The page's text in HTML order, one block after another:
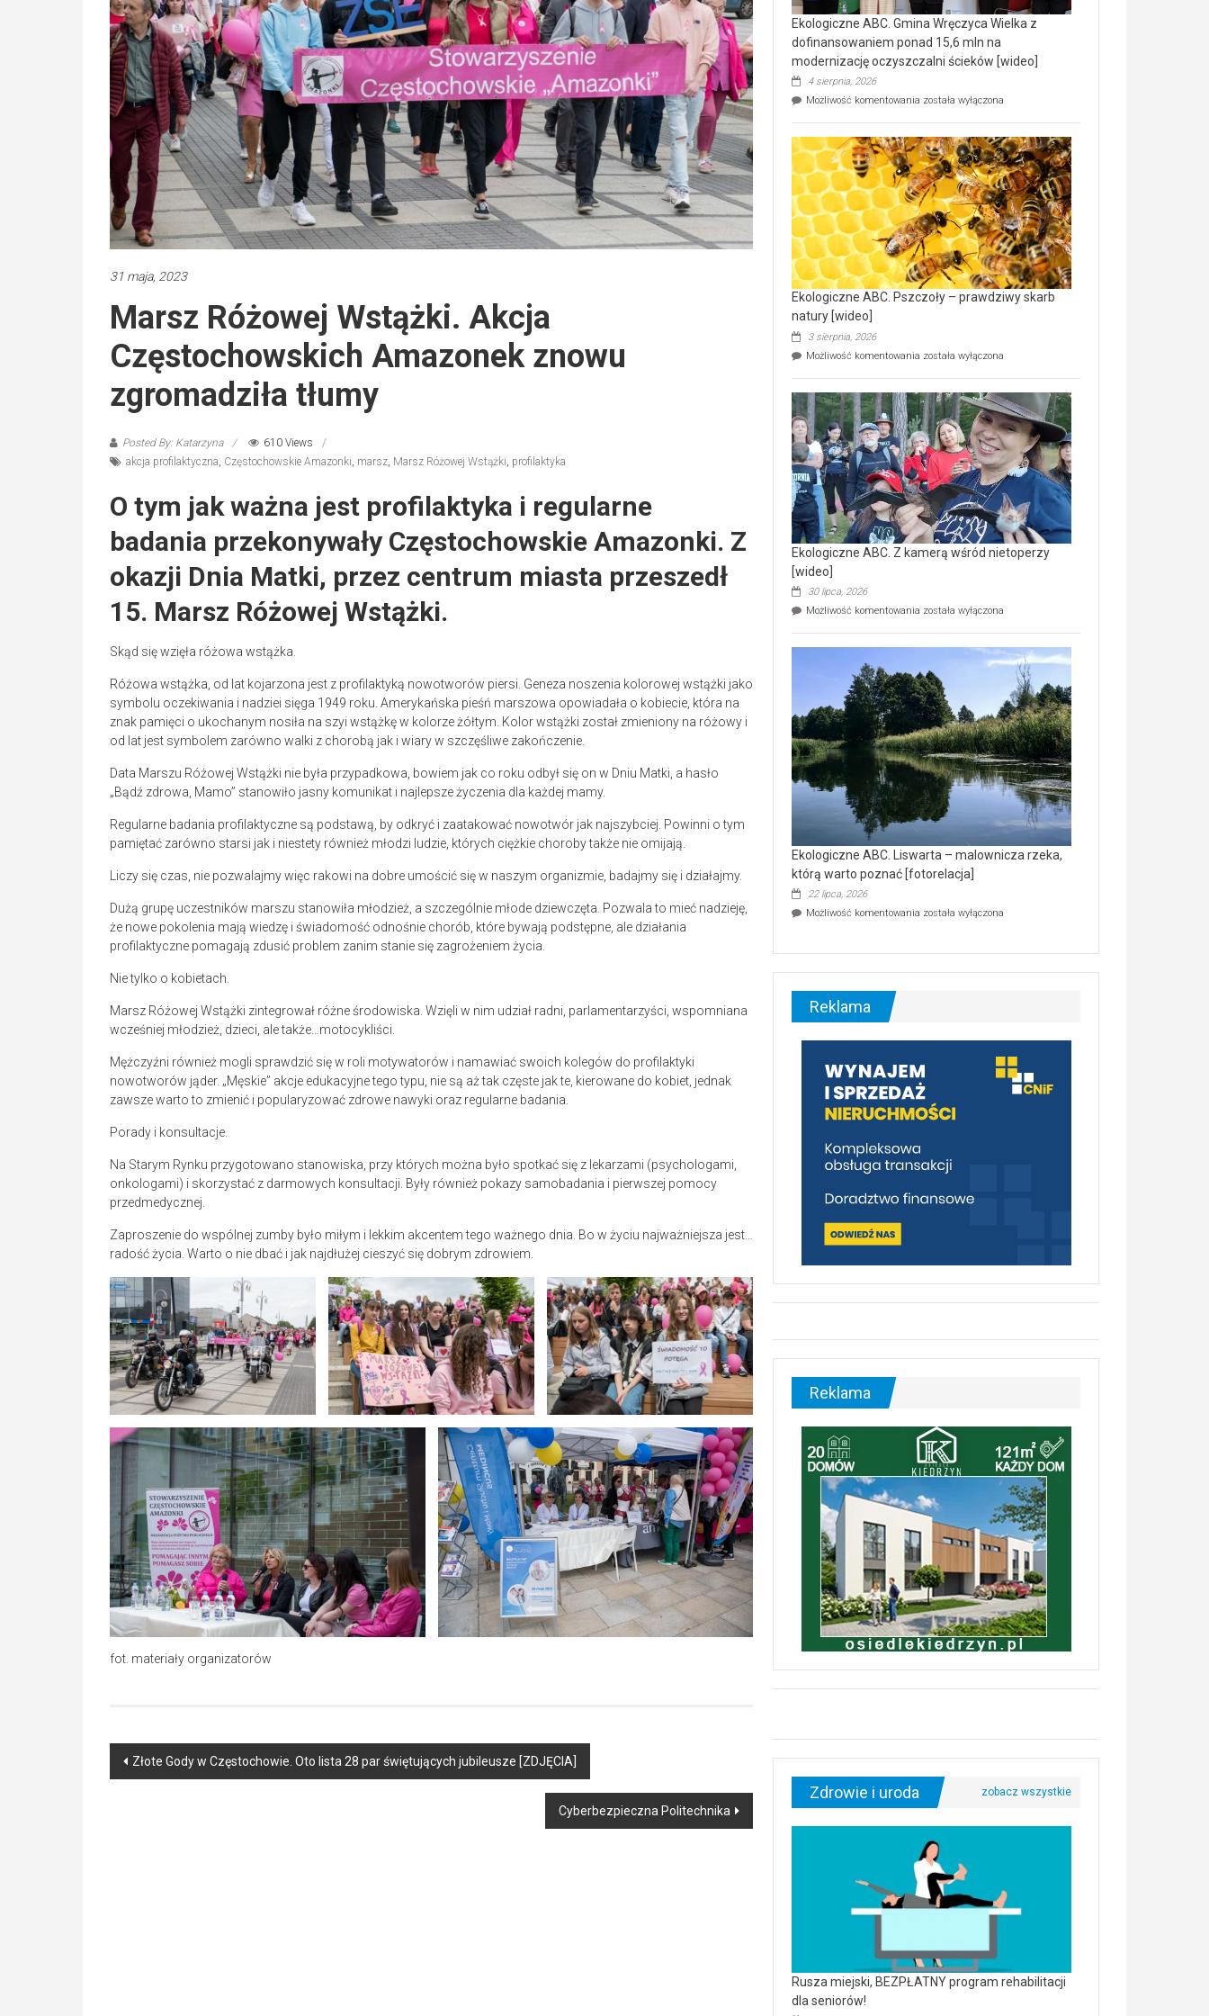
31 maja, 2023
Marsz Różowej Wstążki. Akcja
Częstochowskich Amazonek znowu
zgromadziła tłumy
Posted By: Katarzyna
610 Views
akcja profilaktyczna, Częstochowskie Amazonki, marsz, Marsz Różowej Wstążki, profilaktyka
O tym jak ważna jest profilaktyka i regularne
badania przekonywały Częstochowskie Amazonki. Z
okazji Dnia Matki, przez centrum miasta przeszedł
15. Marsz Różowej Wstążki.
Skąd się wzięła różowa wstążka.
Różowa wstążka, od lat kojarzona jest z profilaktyką nowotworów piersi. Geneza noszenia kolorowej wstążki jako
symbolu oczekiwania i nadziei sięga 1949 roku. Amerykańska pieśń marszowa opowiadała o kobiecie, która na
znak pamięci o ukochanym nosiła na szyi wstążkę w kolorze żółtym. Kolor wstążki został zmieniony na różowy i
od lat jest symbolem zarówno walki z chorobą jak i wiary w szczęśliwe zakończenie.
Data Marszu Różowej Wstążki nie była przypadkowa, bowiem jak co roku odbył się on w Dniu Matki, a hasło
„Bądź zdrowa, Mamo” stanowiło jasny komunikat i najlepsze życzenia dla każdej mamy.
Regularne badania profilaktyczne są podstawą, by odkryć i zaatakować nowotwór jak najszybciej. Powinni o tym
pamiętać zarówno starsi jak i niestety również młodzi ludzie, których ciężkie choroby także nie omijają.
Liczy się czas, nie pozwalajmy więc rakowi na dobre umościć się w naszym organizmie, badajmy się i działajmy.
Dużą grupę uczestników marszu stanowiła młodzież, a szczególnie młode dziewczęta. Pozwala to mieć nadzieję,
że nowe pokolenia mają wiedzę i świadomość odnośnie chorób, które bywają podstępne, ale działania
profilaktyczne pomagają zdusić problem zanim stanie się zagrożeniem życia.
Nie tylko o kobietach.
Marsz Różowej Wstążki zintegrował różne środowiska. Wzięli w nim udział radni, parlamentarzyści, wspomniana
wcześniej młodzież, dzieci, ale także…motocykliści.
Mężczyźni również mogli sprawdzić się w roli motywatorów i namawiać swoich kolegów do profilaktyki
nowotworów jąder. „Męskie” akcje edukacyjne tego typu, nie są aż tak częste jak te, kierowane do kobiet, jednak
zawsze warto to zmienić i popularyzować zdrowe nawyki oraz regularne badania.
Porady i konsultacje.
Na Starym Rynku przygotowano stanowiska, przy których można było spotkać się z lekarzami (psychologami,
onkologami) i skorzystać z darmowych konsultacji. Były również pokazy samobadania i pierwszej pomocy
przedmedycznej.
Zaproszenie do wspólnej zumby było miłym i lekkim akcentem tego ważnego dnia. Bo w życiu najważniejsza jest…
radość życia. Warto o nie dbać i jak najdłużej cieszyć się dobrym zdrowiem.
fot. materiały organizatorów
Post
Złote Gody w Częstochowie. Oto lista 28 par świętujących jubileusze [ZDJĘCIA]
Cyberbezpieczna Politechnika
Ekologiczne ABC. Gmina Wręczyca Wielka z
dofinansowaniem ponad 15,6 mln na
modernizację oczyszczalni ścieków [wideo]
4 sierpnia, 2026
Możliwość komentowania Ekologiczne
Wręczyca
Wielka
z
dofinansowaniem
ponad
15,6
mln
na
modernizację
oczyszczalni
ścieków
[wideo]
została wyłączona
Ekologiczne ABC. Pszczoły – prawdziwy skarb
natury [wideo]
3 sierpnia, 2026
Możliwość komentowania Ekologiczne
–
prawdziwy
skarb
natury
[wideo]
została wyłączona
Ekologiczne ABC. Z kamerą wśród nietoperzy
[wideo]
30 lipca, 2026
Możliwość komentowania Ekologiczne
wśród
nietoperzy
[wideo]
została wyłączona
Ekologiczne ABC. Liswarta – malownicza rzeka,
którą warto poznać [fotorelacja]
22 lipca, 2026
Możliwość komentowania Ekologiczne
–
malownicza
[fotorelacja]
została wyłączona
Reklama
Reklama
Zdrowie i uroda
Rusza miejski, BEZPŁATNY program rehabilitacji
dla seniorów!